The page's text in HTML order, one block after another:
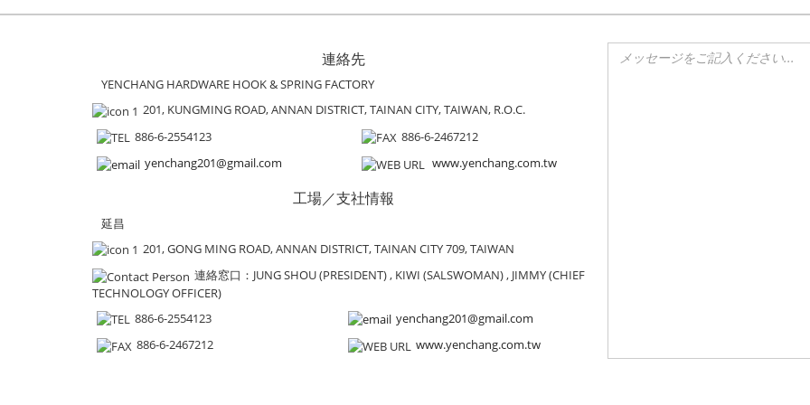
連絡先
YENCHANG HARDWARE HOOK & SPRING FACTORY
201, KUNGMING ROAD, ANNAN DISTRICT, TAINAN CITY, TAIWAN, R.O.C.
886-6-2554123
886-6-2467212
yenchang201@gmail.com
www.yenchang.com.tw
工場／支社情報
延昌
201, GONG MING ROAD, ANNAN DISTRICT, TAINAN CITY 709, TAIWAN
連絡窓口 ：JUNG SHOU (PRESIDENT) , KIWI (SALSWOMAN) , JIMMY (CHIEF
TECHNOLOGY OFFICER)
886-6-2554123
886-6-2467212
yenchang201@gmail.com
www.yenchang.com.tw